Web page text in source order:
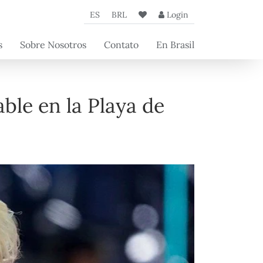
ES BRL Login
Sobre Nosotros
Artículos Beyond
Contato En Brasil
en la Playa de